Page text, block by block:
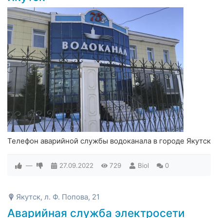
Телефон аварийной службы водоканала в городе Якутск
— 27.09.2022 729 Biol 0
Якутск, л. Ф. Попова, 21
Аварийная служба электросети